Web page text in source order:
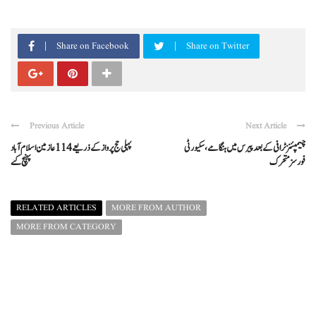
Share on Facebook Share on Twitter
Previous Article
پہلی حج پرواز کے ذریعے 114 عازمین اسلام آباد
پہنچ گئے
Next Article
چیمپئنز ٹرافی کے بعد پیرس میں ہنگامے، سکیورٹی
فورسز متحرک
RELATED ARTICLES
MORE FROM AUTHOR
MORE FROM CATEGORY